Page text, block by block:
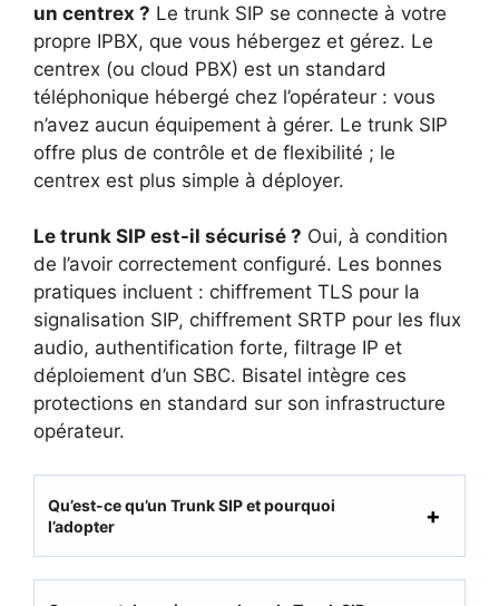
un centrex ? Le trunk SIP se connecte à votre
propre IPBX, que vous hébergez et gérez. Le
centrex (ou cloud PBX) est un standard
téléphonique hébergé chez l’opérateur : vous
n’avez aucun équipement à gérer. Le trunk SIP
offre plus de contrôle et de flexibilité ; le
centrex est plus simple à déployer.
Le trunk SIP est-il sécurisé ? Oui, à condition
de l’avoir correctement configuré. Les bonnes
pratiques incluent : chiffrement TLS pour la
signalisation SIP, chiffrement SRTP pour les flux
audio, authentification forte, filtrage IP et
déploiement d’un SBC. Bisatel intègre ces
protections en standard sur son infrastructure
opérateur.
Qu’est-ce qu’un Trunk SIP et pourquoi
l’adopter